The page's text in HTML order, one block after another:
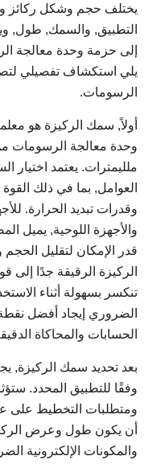
يختلف حجم وشكل ركائز
التطبيق, والسمك, طول,
إلى حزمة وحدة معالجة
يلي استكشاف تفصيلي
الرسومات.
أولاً, سمك الركيزة هو
وحدة معالجة الرسومات
ملليمترات. يعتمد
العوامل, بما في ذلك القوة
وقدرات تبديد الحرارة.
والأجهزة اللوحية, يميل
قدر الإمكان لتقليل الحجم
الركيزة الرقيقة جدًا إلى
تنكسر بسهولة أثناء
الضروري إيجاد أفضل
الحسابات والمحاكاة
بعد تحديد سمك
ومتطلبات التخطيط على
والمكونات الإلكترونية